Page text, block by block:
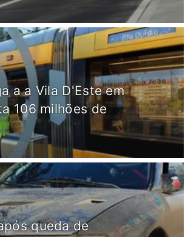
a a Vila D'Este em
106 milhões de
queda de